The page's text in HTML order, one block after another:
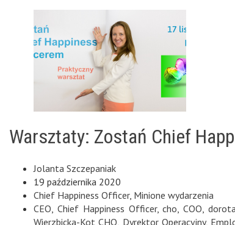
Warsztaty: Zostań Chief
Jolanta Szczepaniak
19 października 2020
Chief Happiness Officer, Minione wydarzenia
CEO, Chief Happiness Officer,cho,COO,
Wierzbicka-Kot CHO, Dyrektor Operacyjny,